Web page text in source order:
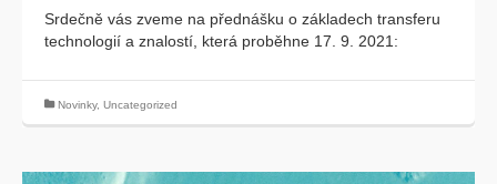
Srdečně vás zveme na přednášku o základech transferu
technologií a znalostí, která proběhne 17. 9. 2021:
Novinky, Uncategorized